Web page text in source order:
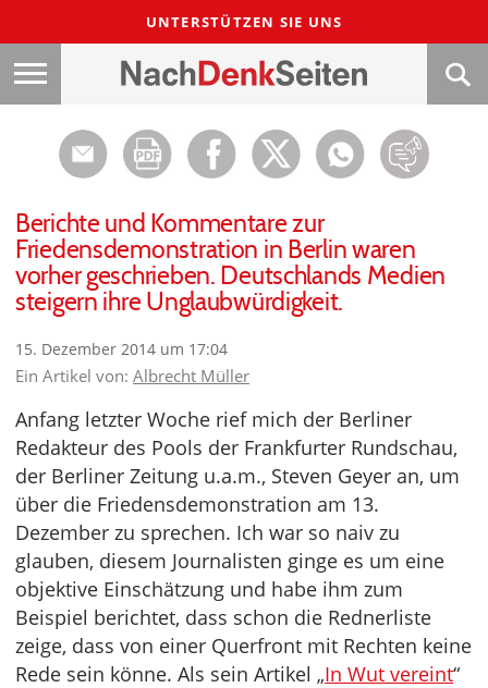
UNTERSTÜTZEN SIE UNS
Berichte und Kommentare zur
Friedensdemonstration in Berlin waren
vorher geschrieben. Deutschlands Medien
steigern ihre Unglaubwürdigkeit.
15. Dezember 2014 um 17:04
Ein Artikel von: Albrecht Müller
Anfang letzter Woche rief mich der Berliner
Redakteur des Pools der Frankfurter Rundschau,
der Berliner Zeitung u.a.m., Steven Geyer an, um
über die Friedensdemonstration am 13.
Dezember zu sprechen. Ich war so naiv zu
glauben, diesem Journalisten ginge es um eine
objektive Einschätzung und habe ihm zum
Beispiel berichtet, dass schon die Rednerliste
zeige, dass von einer Querfront mit Rechten keine
Rede sein könne. Als sein Artikel „In Wut vereint“